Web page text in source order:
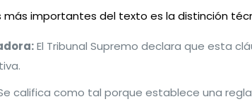
más importantes del texto es la distinción
El Tribunal Supremo declara que esta
califica como tal porque establece una